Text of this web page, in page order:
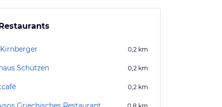
0,2 km
Schützen 0,2 km
0,2 km